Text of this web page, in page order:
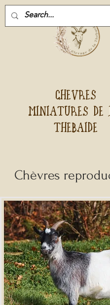
CHEVRES
MINIATURES
THEBAIDE
Chèvres